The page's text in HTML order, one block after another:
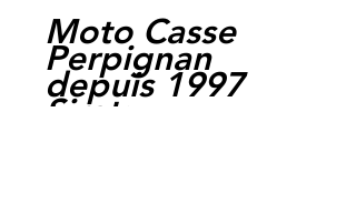
Moto Casse
Perpignan
depuis 1997
Siret: